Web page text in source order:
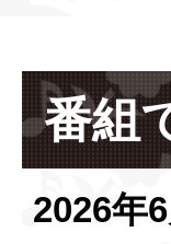
番組
2026年